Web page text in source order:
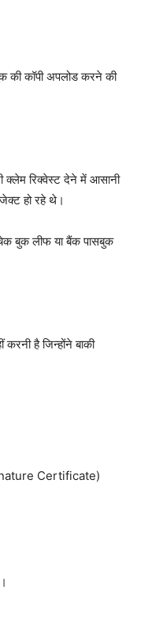
की कॉपी अपलोड करने की
रिक्वेस्ट देने में आसानी
हो रहे थे।
बुक लीफ या बैंक पासबुक
है जिन्होंने बाकी
Certificate)